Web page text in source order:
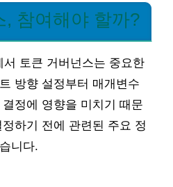
, 참여해야 할까?
토큰 거버넌스는 중요한
방향 설정부터 매개변수
정에 영향을 미치기 때문
하기 전에 관련된 주요 정
니다.